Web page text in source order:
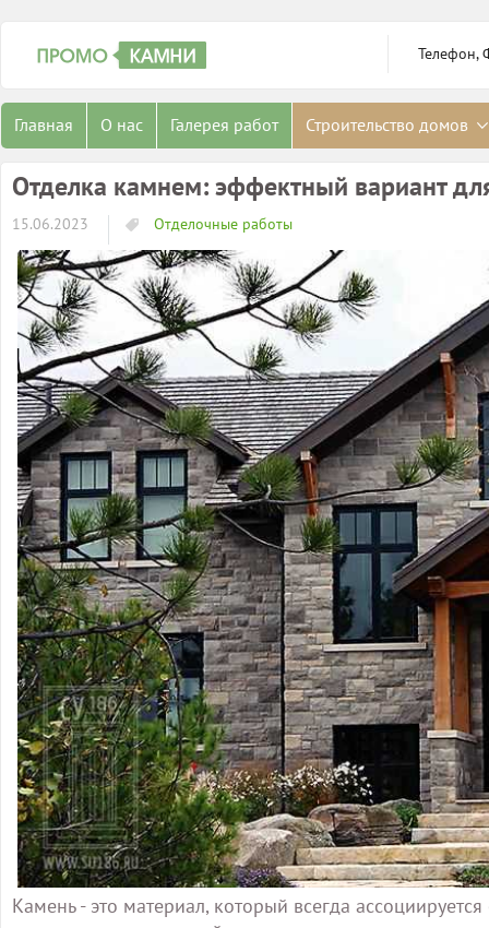
Телефон,
Главная О нас Галерея работ Строительство домов
Отделка камнем: эффектный вариант
15.06.2023 Отделочные работы
Камень - это материал, который всегда